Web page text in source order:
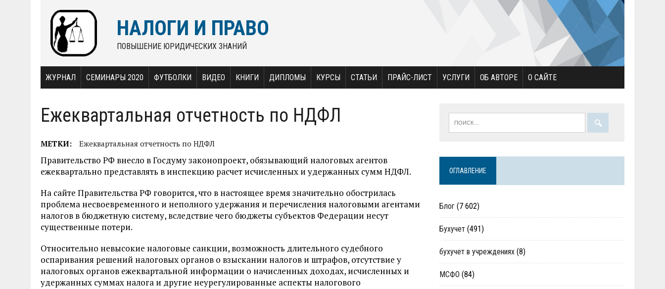
НАЛОГИ И ПРАВО
ПОВЫШЕНИЕ ЮРИДИЧЕСКИХ ЗНАНИЙ
ЖУРНАЛ СЕМИНАРЫ 2020 ФУТБОЛКИ ВИДЕО КНИГИ ДИПЛОМЫ КУРСЫ СТАТЬИ ПРАЙС-ЛИСТ УСЛУГИ ОБ АВТОРЕ О САЙТЕ
Ежеквартальная отчетность по НДФЛ
МЕТКИ: Ежеквартальная отчетность по НДФЛ
Правительство РФ внесло в Госдуму законопроект, обязывающий налоговых агентов
ежеквартально представлять в инспекцию расчет исчисленных и удержанных сумм НДФЛ.
На сайте Правительства РФ говорится, что в настоящее время значительно обострилась
проблема несвоевременного и неполного удержания и перечисления налоговыми агентами
налогов в бюджетную систему, вследствие чего бюджеты субъектов Федерации несут
существенные потери.
Относительно невысокие налоговые санкции, возможность длительного судебного
оспаривания решений налоговых органов о взыскании налогов и штрафов, отсутствие у
налоговых органов ежеквартальной информации о начисленных доходах, исчисленных и
удержанных суммах налога и другие неурегулированные аспекты налогового
ОГЛАВЛЕНИЕ
Блог (7 602)
Бухучет (491)
бухучет в учреждениях (8)
МСФО (84)